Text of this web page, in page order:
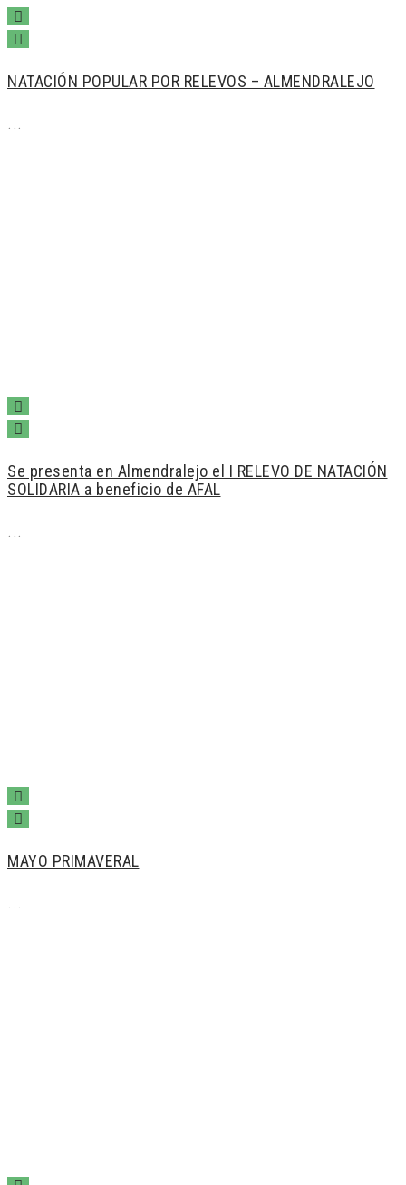
NATACIÓN POPULAR POR RELEVOS – ALMENDRALEJO
Se presenta en Almendralejo el I RELEVO DE NATACIÓN
SOLIDARIA a beneficio de AFAL
MAYO PRIMAVERAL